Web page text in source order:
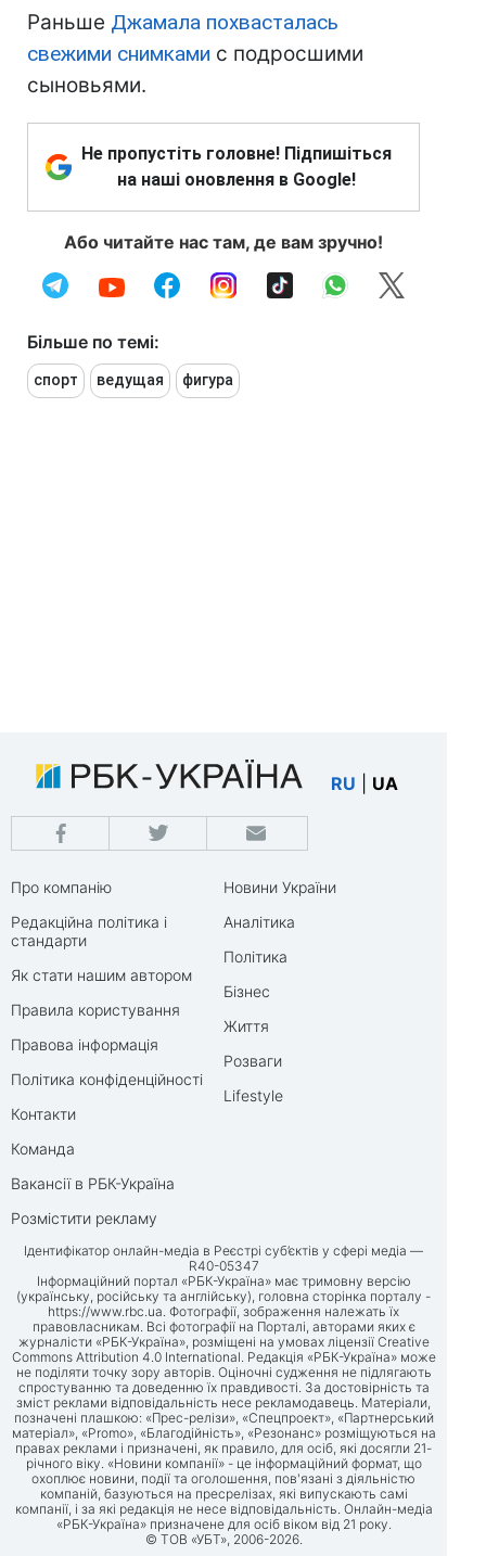
Раньше Джамала похвасталась
свежими снимками с подросшими
сыновьями.
Не пропустіть головне! Підпишіться
на наші оновлення в Google!
Або читайте нас там, де вам зручно!
Більше по темі:
спорт ведущая фигура
RU UA
Про компанію
Редакційна політика і
стандарти
Як стати нашим автором
Правила користування
Правова інформація
Політика конфіденційності
Контакти
Команда
Вакансії в РБК-Україна
Розмістити рекламу
Новини України
Аналітика
Політика
Бізнес
Життя
Розваги
Lifestyle
Ідентифікатор онлайн-медіа в Реєстрі суб’єктів у сфері медіа —
R40-05347
Інформаційний портал «РБК-Україна» має тримовну версію
(українську, російську та англійську), головна сторінка порталу -
https://www.rbc.ua. Фотографії, зображення належать їх
правовласникам. Всі фотографії на Порталі, авторами яких є
журналісти «РБК-Україна», розміщені на умовах ліцензії Creative
Commons Attribution 4.0 International. Редакція «РБК-Україна» може
не поділяти точку зору авторів. Оціночні судження не підлягають
спростуванню та доведенню їх правдивості. За достовірність та
зміст реклами відповідальність несе рекламодавець. Матеріали,
позначені плашкою: «Прес-релізи», «Спецпроект», «Партнерський
матеріал», «Promo», «Благодійність», «Резонанс» розміщуються на
правах реклами і призначені, як правило, для осіб, які досягли 21-
річного віку. «Новини компанії» - це інформаційний формат, що
охоплює новини, події та оголошення, пов'язані з діяльністю
компаній, базуються на пресрелізах, які випускають самі
компанії, і за які редакція не несе відповідальність. Онлайн-медіа
«РБК-Україна» призначене для осіб віком від 21 року.
© ТОВ «УБТ», 2006-2026.